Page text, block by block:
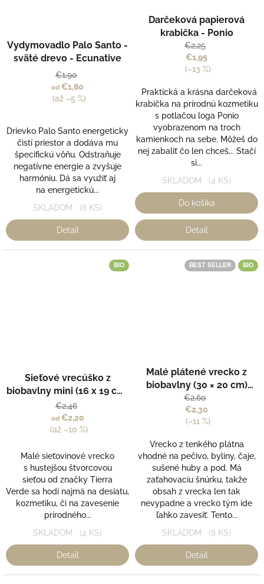
hodnotenie
produktu
5,0
z
5
Vydymovadlo Palo Santo -
sväté drevo - Ecunative
€1,90
od €1,80
(až –5 %)
Drievko Palo Santo energeticky
čistí priestor a dodáva mu
špecifickú vôňu. Odstraňuje
negatívne energie a zvyšuje
harmóniu. Dá sa využiť aj
na energetickú...
SKLADOM (6 KS)
Detail
Darčeková papierová
krabička - Ponio
€2,25
€1,95
(–13 %)
Praktická a krásna darčeková
krabička na prírodnú kozmetiku
s potlačou loga Ponio
vyobrazenom na troch
kamienkoch na sebe. Môžeš do
nej zabaliť čo len chceš... Stačí
si...
SKLADOM (4 KS)
Do košíka
Detail
BIO
Sieťové vrecúško z
biobavlny mini (16 x 19 cm)
- Tierra Verde
€2,46
od€2,20
(až –10 %)
Malé sieťovinové vrecko
s hustejšou štvorcovou
sieťou od značky Tierra
Verde sa hodí najmä na desiatu,
kozmetiku, či na zavesenie
prírodného...
SKLADOM (4 KS)
Detail
BEST SELLER BIO
hodnotenie
produktu
je
5,0
z
hviezdičiek.
Malé plátené vrecko z
biobavlny (30 × 20 cm)
CASA Organica / Tierra
Verde
€2,60
€2,30
(–11 %)
Vrecko z tenkého plátna
vhodné na pečivo, byliny, čaje,
sušené huby a pod. Má
zaťahovaciu šnúrku, takže
obsah z vrecka len tak
nevypadne a vrecko tým ide
ľahko zavesiť. Tento...
SKLADOM (8 KS)
Detail